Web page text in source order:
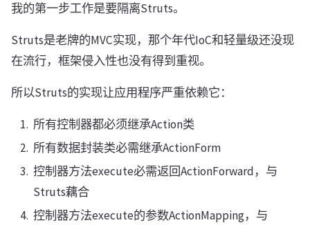
我的第一步工作是要隔离Struts。
Struts是老牌的MVC实现，那个年代IoC和轻量级还没现
在流行，框架侵入性也没有得到重视。
所以Struts的实现让应用程序严重依赖它：
所有控制器都必须继承Action类
所有数据封装类必需继承ActionForm
控制器方法execute必需返回ActionForward，与
Struts藕合
控制器方法execute的参数ActionMapping，与